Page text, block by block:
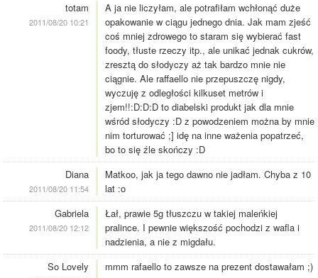
totam
2011/08/20 10:21
A ja nie liczyłam, ale potrafiłam wchłonąć duże
opakowanie w ciągu jednego dnia. Jak mam zjeść
coś mniej zdrowego to staram się wybierać fast
foody, tłuste rzeczy itp., ale unikać jednak cukrów,
zresztą do słodyczy aż tak bardzo mnie nie
ciągnie. Ale raffaello nie przepuszczę nigdy,
wyczuję z odległości kilkuset metrów i
zjem!!:D:D:D to diabelski produkt jak dla mnie
wśród słodyczy :D z powodzeniem można by mnie
nim torturować ;] idę na inne ważenia popatrzeć,
bo to się źle skończy :D
Diana
2011/08/20 11:54
Matkoo, jak ja tego dawno nie jadłam. Chyba z 10
lat :o
Gabriela
2011/08/20 12:12
Łał, prawie 5g tłuszczu w takiej maleńkiej
pralince. I pewnie większość pochodzi z wafla i
nadzienia, a nie z migdału.
So Lovely
mmm rafaello to zawsze na prezent dostawałam ;)